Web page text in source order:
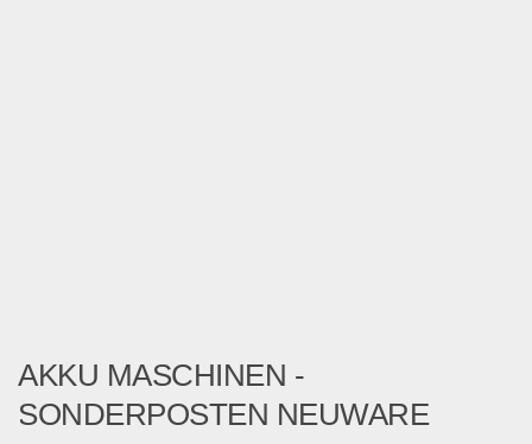
AKKU MASCHINEN -
SONDERPOSTEN NEUWARE